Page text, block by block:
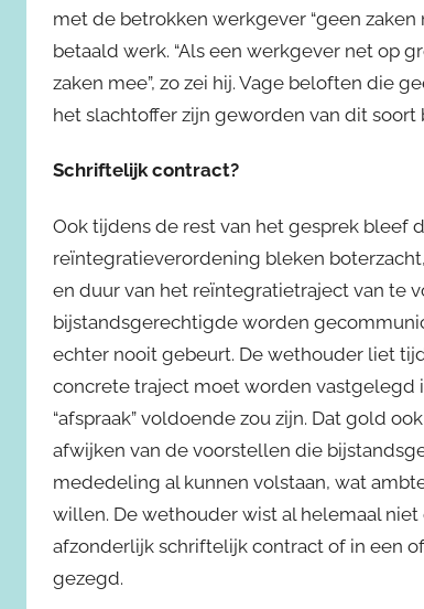
met de betrokken werkgever “geen
betaald werk. “Als een werkgever net op
zaken mee”, zo zei hij. Vage beloften die
het slachtoffer zijn geworden van dit soort
Schriftelijk contract?
Ook tijdens de rest van het gesprek bleef
reïntegratieverordening bleken
en duur van het reïntegratietraject van te
bijstandsgerechtigde worden
echter nooit gebeurt. De wethouder liet
concrete traject moet worden vastgelegd
“afspraak” voldoende zou zijn. Dat gold
afwijken van de voorstellen die
mededeling al kunnen volstaan, wat
willen. De wethouder wist al helemaal
afzonderlijk schriftelijk contract of in een
gezegd.